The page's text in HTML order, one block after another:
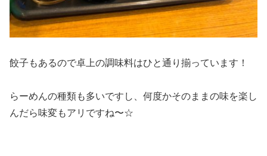
餃子もあるので卓上の調味料はひと通り揃っています！
らーめんの種類も多いですし、何度かそのままの味を楽し
んだら味変もアリですね〜☆